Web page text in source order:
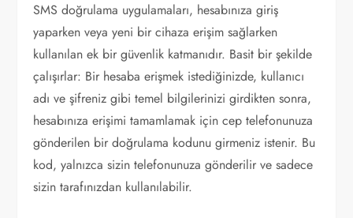
SMS doğrulama uygulamaları, hesabınıza giriş
yaparken veya yeni bir cihaza erişim sağlarken
kullanılan ek bir güvenlik katmanıdır. Basit bir şekilde
çalışırlar: Bir hesaba erişmek istediğinizde, kullanıcı
adı ve şifreniz gibi temel bilgilerinizi girdikten sonra,
hesabınıza erişimi tamamlamak için cep telefonunuza
gönderilen bir doğrulama kodunu girmeniz istenir. Bu
kod, yalnızca sizin telefonunuza gönderilir ve sadece
sizin tarafınızdan kullanılabilir.